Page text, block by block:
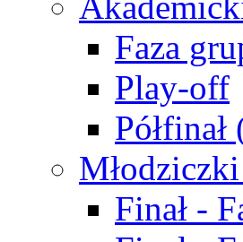
Faza
Play-off
Półfinał
Finał -